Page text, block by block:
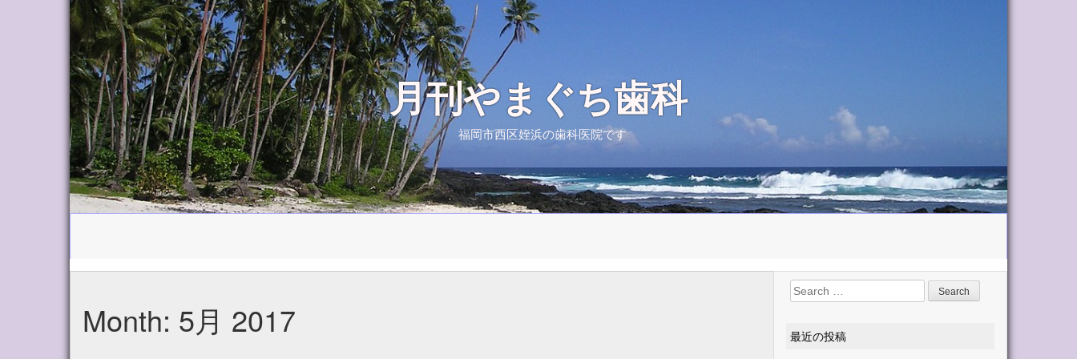
月刊やまぐち歯科
福岡市西区姪浜の歯科医院です
Month: 5月 2017
Search for:
最近の投稿